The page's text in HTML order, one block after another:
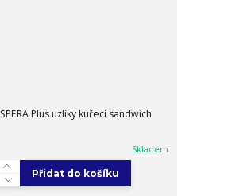
Plus uzlíky kuřecí sandwich
Skladem
Přidat do košíku